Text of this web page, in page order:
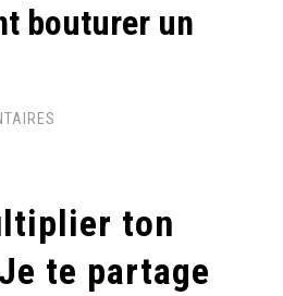
bouturer un
BOUTURER
UN
EUPHORBE
ton
te partage